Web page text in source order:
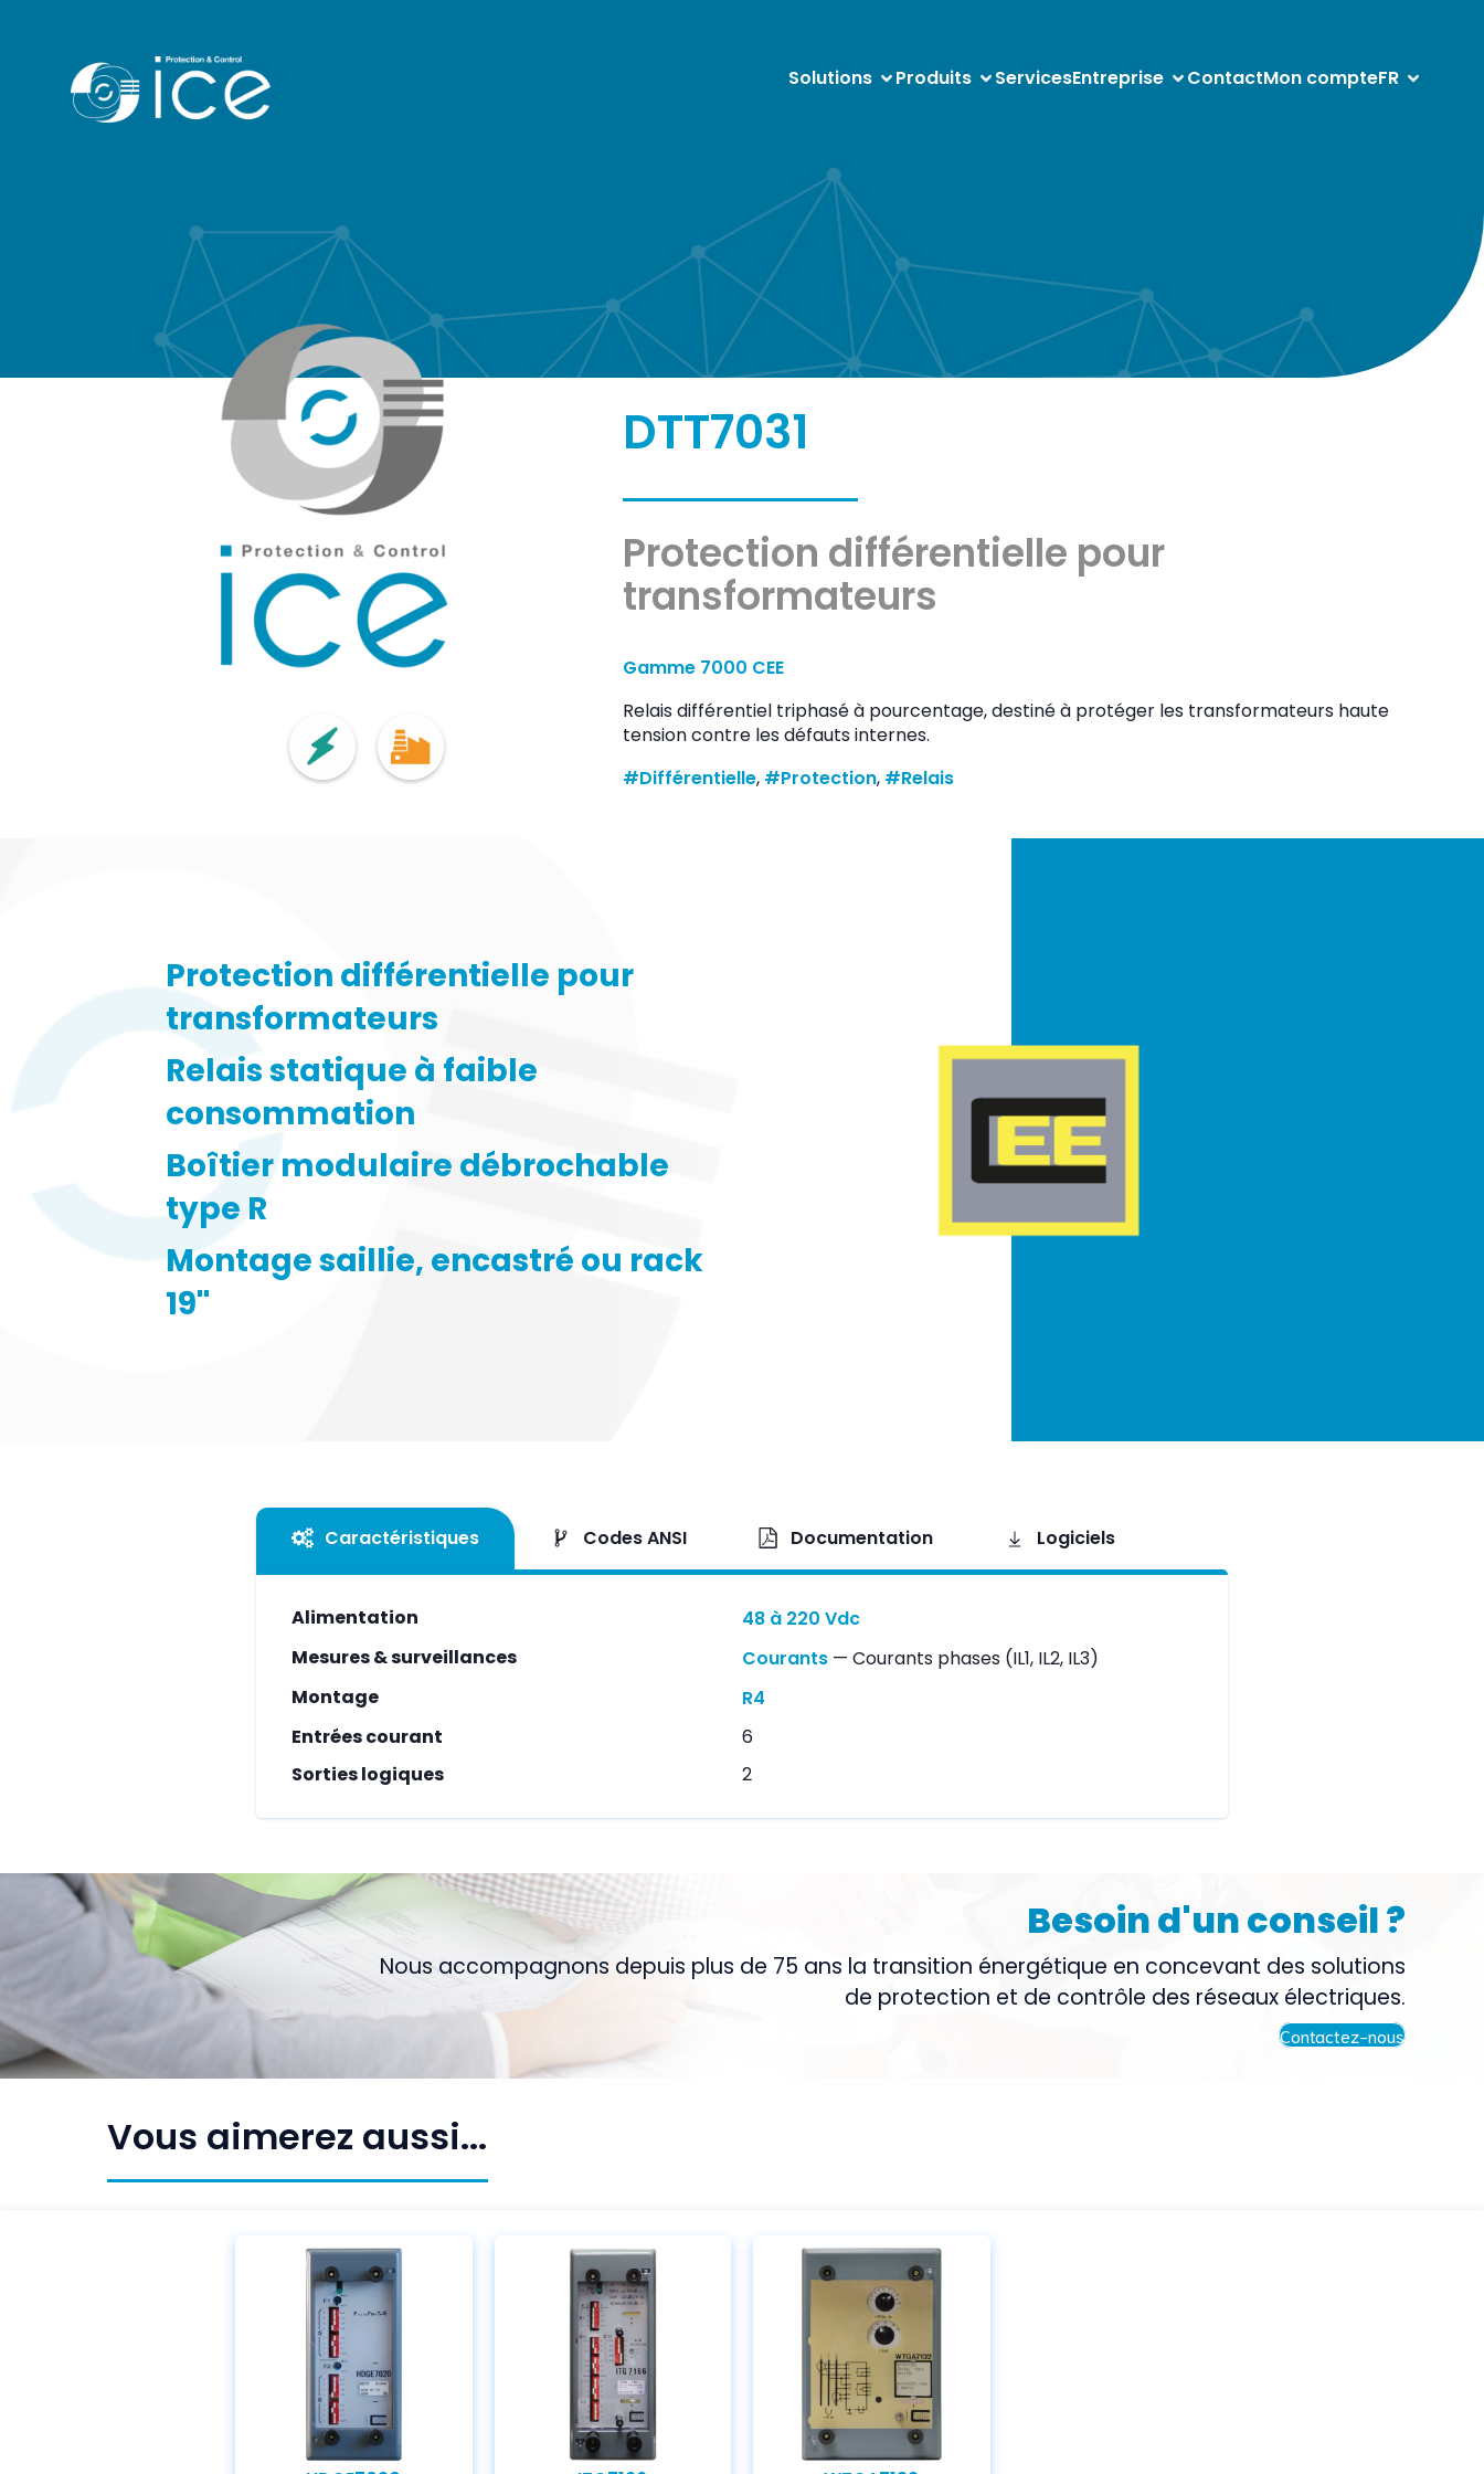
Solutions Produits ServicesEntreprise ContactMon compteFR
DTT7031
Protection différentielle pour
transformateurs
Gamme 7000 CEE
Relais différentiel triphasé à pourcentage, destiné à protéger les transformateurs haute
tension contre les défauts internes.
#Différentielle, #Protection, #Relais
Protection différentielle pour
transformateurs
Relais statique à faible
consommation
Boîtier modulaire débrochable
type R
Montage saillie, encastré ou rack
19''
Caractéristiques Codes ANSI Documentation Logiciels
Alimentation
48 à 220 Vdc
Mesures & surveillances
Courants— Courants phases (IL1, IL2, IL3)
Montage
R4
Entrées courant
6
Sorties logiques
2
Besoin d'un conseil ?
Nous accompagnons depuis plus de 75 ans la transition énergétique en concevant des solutions
de protection et de contrôle des réseaux électriques.
Contactez-nous
Vous aimerez aussi...